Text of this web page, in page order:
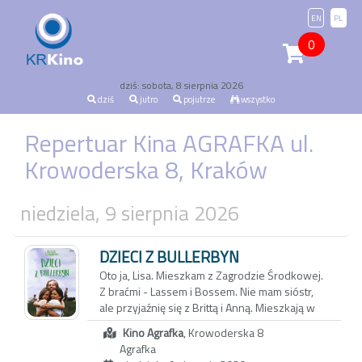
PL
EN
0
dziś: sobota, 8 sierpnia 2026
dziś jutro pojutrze wszystko
Repertuar Kina AGRAFKA ul.
Krowoderska 8, Kraków
niedziela, 9 sierpnia 2026
DZIECI Z BULLERBYN
Oto ja, Lisa. Mieszkam z Zagrodzie Środkowej.
Z braćmi - Lassem i Bossem. Nie mam sióstr,
ale przyjaźnię się z Brittą i Anną. Mieszkają w
Zagrodzie Północnej. Olle mieszka z Zagrodzie
Południowej z siostrą Kerstin. W Bullerbyn nie
ma więcej dzieci, ale tyle wystarczy. Lisa, Britta,
Kino Agrafka, Krowoderska 8
Agrafka